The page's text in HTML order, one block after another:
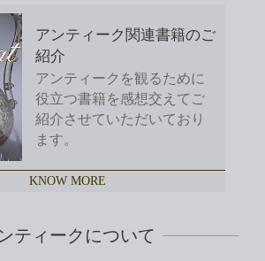
アンティーク関連書籍のご
紹介
アンティークを観るために
役立つ書籍を感想交えてご
紹介させていただいており
ます。
KNOW MORE
ティークについて